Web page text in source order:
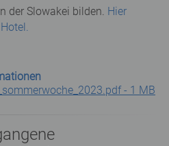
der Slowakei bilden. Hier
- 1 MB